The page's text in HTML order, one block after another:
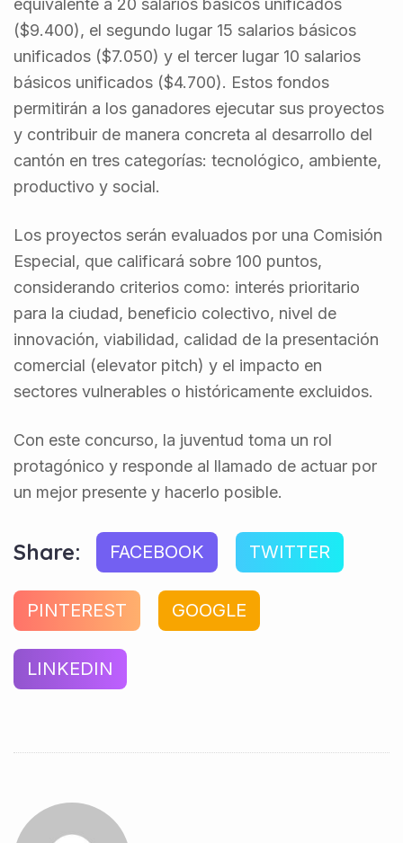
equivalente a 20 salarios básicos unificados
($9.400), el segundo lugar 15 salarios básicos
unificados ($7.050) y el tercer lugar 10 salarios
básicos unificados ($4.700). Estos fondos
permitirán a los ganadores ejecutar sus proyectos
y contribuir de manera concreta al desarrollo del
cantón en tres categorías: tecnológico, ambiente,
productivo y social.
Los proyectos serán evaluados por una Comisión
Especial, que calificará sobre 100 puntos,
considerando criterios como: interés prioritario
para la ciudad, beneficio colectivo, nivel de
innovación, viabilidad, calidad de la presentación
comercial (elevator pitch) y el impacto en
sectores vulnerables o históricamente excluidos.
Con este concurso, la juventud toma un rol
protagónico y responde al llamado de actuar por
un mejor presente y hacerlo posible.
Share: FACEBOOK TWITTER
PINTEREST GOOGLE
LINKEDIN